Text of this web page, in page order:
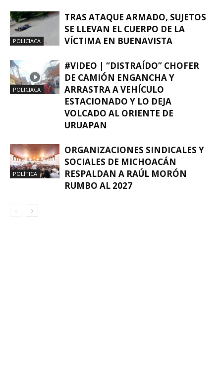
POLICIACA
TRAS ATAQUE ARMADO, SUJETOS
SE LLEVAN EL CUERPO DE LA
VÍCTIMA EN BUENAVISTA
POLICIACA
#VIDEO | “DISTRAÍDO” CHOFER
DE CAMIÓN ENGANCHA Y
ARRASTRA A VEHÍCULO
ESTACIONADO Y LO DEJA
VOLCADO AL ORIENTE DE
URUAPAN
POLÍTICA
ORGANIZACIONES SINDICALES Y
SOCIALES DE MICHOACÁN
RESPALDAN A RAÚL MORÓN
RUMBO AL 2027